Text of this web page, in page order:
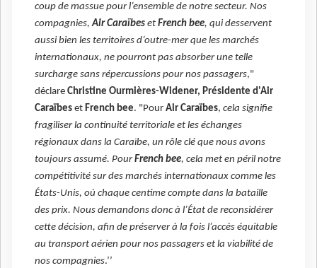
coup de massue pour l’ensemble de notre secteur. Nos
compagnies,Air Caraïbes et French bee, qui desservent
aussi bien les territoires d’outre-mer que les marchés
internationaux, ne pourront pas absorber une telle
surcharge sans répercussions pour nos passagers,"
déclare Christine Ourmières-Widener, Présidente d'Air
Caraïbes et French bee. "Pour Air Caraïbes, cela signifie
fragiliser la continuité territoriale et les échanges
régionaux dans la Caraïbe, un rôle clé que nous avons
toujours assumé. PourFrench bee, cela met en péril notre
compétitivité sur des marchés internationaux comme les
États-Unis, où chaque centime compte dans la bataille
des prix. Nous demandons donc à l’État de reconsidérer
cette décision, afin de préserver à la fois l’accès équitable
au transport aérien pour nos passagers et la viabilité de
nos compagnies.’’